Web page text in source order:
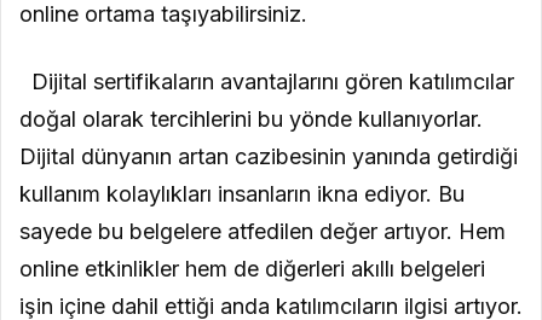
online ortama taşıyabilirsiniz.
Dijital sertifikaların avantajlarını gören katılımcılar
doğal olarak tercihlerini bu yönde kullanıyorlar.
Dijital dünyanın artan cazibesinin yanında getirdiği
kullanım kolaylıkları insanların ikna ediyor. Bu
sayede bu belgelere atfedilen değer artıyor. Hem
online etkinlikler hem de diğerleri akıllı belgeleri
işin içine dahil ettiği anda katılımcıların ilgisi artıyor.